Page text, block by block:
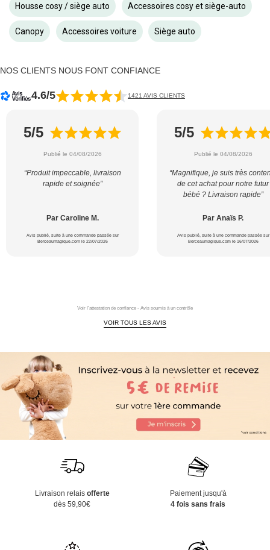
Housse cosy / siège auto Accessoires cosy et siège-auto
Canopy Accessoires voiture Siège auto
NOS CLIENTS NOUS FONT CONFIANCE
4.6/5 1421 AVIS CLIENTS
5/5
Publié le 04/08/2026
“Produit impeccable, livraison
rapide et soignée”
Par Caroline M.
Avis publié, suite à une commande passée sur
Berceaumagique.com le 22/07/2026
5/5
Publié le 04/08/2026
“Magnifique, je suis très
de cet achat pour notre futur
bébé ? Livraison rapide”
Par Anaïs P.
Avis publié, suite à une commande passée sur
Berceaumagique.com le 16/07/2026
Voir l'attestation de confiance - Avis soumis à un contrôle
VOIR TOUS LES AVIS
Livraison relais offerte
dès 59,90€
Paiement jusqu'à
4 fois sans frais